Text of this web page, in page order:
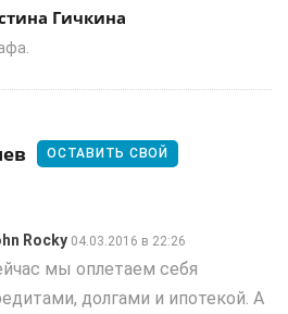
Гичкина
ОСТАВИТЬ СВОЙ
Rocky 04.03.2016 в 22:26
мы оплетаем себя
долгами и ипотекой. А